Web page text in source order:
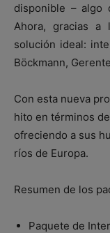
disponible – algo
Ahora, gracias a
solución ideal:
Böckmann,
Con esta nueva
hito en términos
ofreciendo a sus
ríos de Europa.
Resumen de los
Paquete de